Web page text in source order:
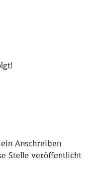
Anschreiben
Stelle veröffentlicht